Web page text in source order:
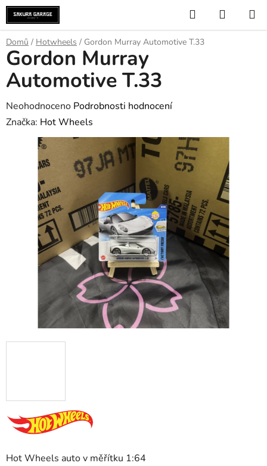
Přejít
na
obsah
Hledat
KOŠÍK
Domů / Hotwheels / Gordon Murray Automotive T.33
Hot Wheels auto v měřítku 1:64
Gordon Murray
Automotive T.33
Průměrné
hodnocení
produktu
hvězdiček.
Neohodnoceno Podrobnosti hodnocení
Značka: Hot Wheels